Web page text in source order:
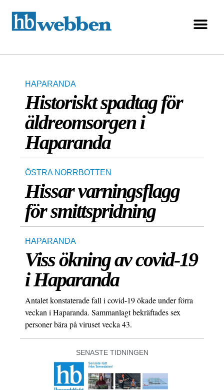
HAPARANDA
Historiskt spadtag för
äldreomsorgen i
Haparanda
ÖSTRA NORRBOTTEN
Hissar varningsflagg
för smittspridning
HAPARANDA
Viss ökning av covid-19
i Haparanda
Antalet konstaterade fall i covid-19 ökade under förra
veckan i Haparanda. Sammanlagt bekräftades sex
personer bära på viruset vecka 43.
SENASTE TIDNINGEN